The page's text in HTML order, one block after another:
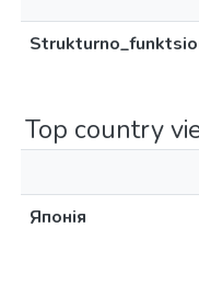
Top country
Японія